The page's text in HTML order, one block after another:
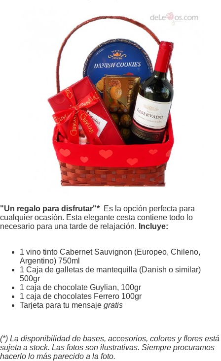
"Un regalo para disfrutar"* Es la opción perfecta para
cualquier ocasión. Esta elegante cesta contiene todo lo
necesario para una tarde de relajación. Incluye:
1 vino tinto Cabernet Sauvignon (Europeo, Chileno,
Argentino) 750ml
1 Caja de galletas de mantequilla (Danish o similar)
500gr
1 caja de chocolate Guylian, 100gr
1 caja de chocolates Ferrero 100gr
Tarjeta para tu mensaje gratis
(*) La disponibilidad de bases, accesorios, colores y flores está
sujeta a stock. Las fotos son ilustrativas. Siempre procuramos
hacerlo lo más parecido a la foto.